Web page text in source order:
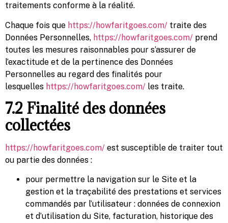
traitements conforme à la réalité.
Chaque fois que https://howfaritgoes.com/ traite des
Données Personnelles, https://howfaritgoes.com/ prend
toutes les mesures raisonnables pour s’assurer de
l’exactitude et de la pertinence des Données
Personnelles au regard des finalités pour
lesquelles https://howfaritgoes.com/ les traite.
7.2 Finalité des données
collectées
https://howfaritgoes.com/ est susceptible de traiter tout
ou partie des données :
pour permettre la navigation sur le Site et la
gestion et la traçabilité des prestations et services
commandés par l’utilisateur : données de connexion
et d’utilisation du Site, facturation, historique des